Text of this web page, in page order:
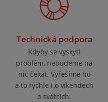
Technická podpora
Kdyby se vyskytl
problém, nebudeme na
nic čekat. Vyřešíme ho
a to rychle i o víkendech
a svátcích.